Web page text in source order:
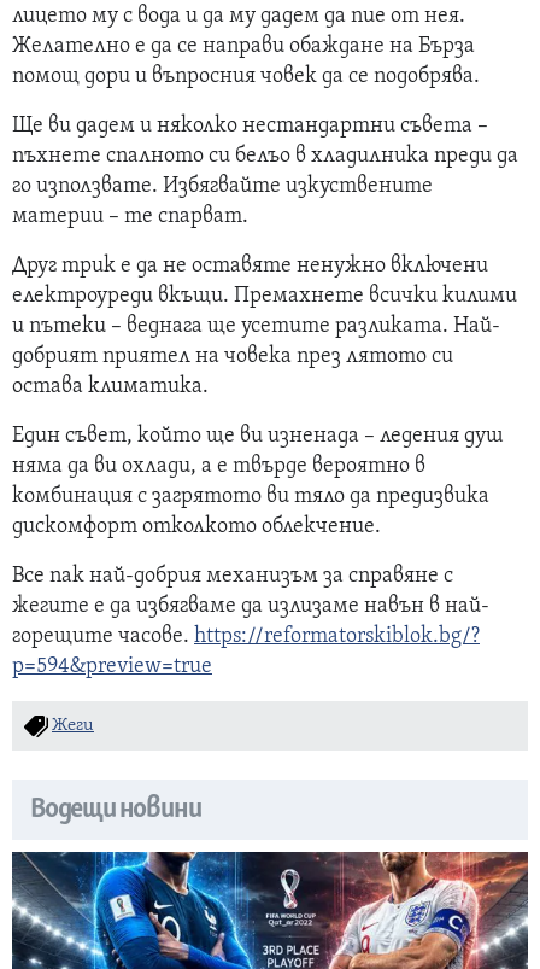
лицето му с вода и да му дадем да пие от нея.
Желателно е да се направи обаждане на Бърза
помощ дори и въпросния човек да се подобрява.
Ще ви дадем и няколко нестандартни съвета –
пъхнете спалното си белъо в хладилника преди да
го използвате. Избягвайте изкуствените
материи – те спарват.
Друг трик е да не оставяте ненужно включени
електроуреди вкъщи. Премахнете всички килими
и пътеки – веднага ще усетите разликата. Най-
добрият приятел на човека през лятото си
остава климатика.
Един съвет, който ще ви изненада – ледения душ
няма да ви охлади, а е твърде вероятно в
комбинация с загрятото ви тяло да предизвика
дискомфорт отколкото облекчение.
Все пак най-добрия механизъм за справяне с
жегите е да избягваме да излизаме навън в най-
горещите часове. https://reformatorskiblok.bg/?
p=594&preview=true
Жеги
Водещи новини